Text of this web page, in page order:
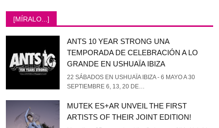
[MÍRALO...]
ANTS 10 YEAR STRONG UNA
TEMPORADA DE CELEBRACIÓN A LO
GRANDE EN USHUAÏA IBIZA
22 SÁBADOS EN USHUAÏA IBIZA - 6 MAYO A 30
SEPTIEMBRE 6, 13, 20 DE…
MUTEK ES+AR UNVEIL THE FIRST
ARTISTS OF THEIR JOINT EDITION!